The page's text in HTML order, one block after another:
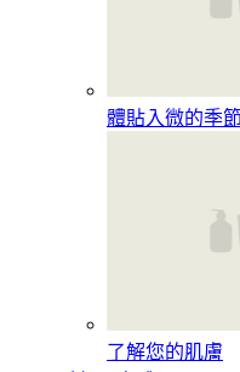
體貼入微的季
了解您的肌膚